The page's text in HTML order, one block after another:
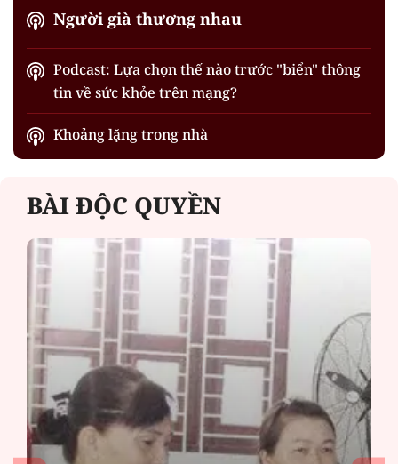
Người già thương nhau
Podcast: Lựa chọn thế nào trước "biển" thông
tin về sức khỏe trên mạng?
Khoảng lặng trong nhà
BÀI ĐỘC QUYỀN